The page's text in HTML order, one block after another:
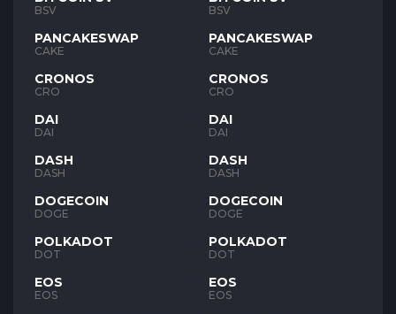
BSV
PANCAKESWAP
CAKE
CRONOS
CRO
DAI
DAI
DASH
DASH
DOGECOIN
DOGE
POLKADOT
DOT
EOS
EOS
BSV
PANCAKESWAP
CAKE
CRONOS
CRO
DAI
DAI
DASH
DASH
DOGECOIN
DOGE
POLKADOT
DOT
EOS
EOS